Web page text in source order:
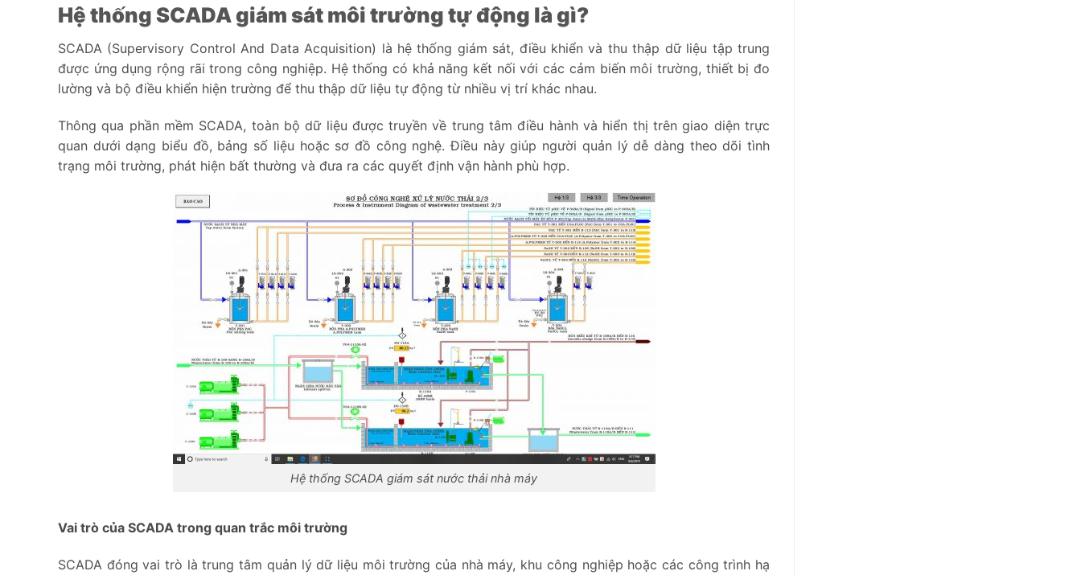
Hệ thống SCADA giám sát môi trường tự động là gì?
SCADA (Supervisory Control And Data Acquisition) là hệ thống giám sát, điều khiển và thu thập dữ liệu tập trung
được ứng dụng rộng rãi trong công nghiệp. Hệ thống có khả năng kết nối với các cảm biến môi trường, thiết bị đo
lường và bộ điều khiển hiện trường để thu thập dữ liệu tự động từ nhiều vị trí khác nhau.
Thông qua phần mềm SCADA, toàn bộ dữ liệu được truyền về trung tâm điều hành và hiển thị trên giao diện trực
quan dưới dạng biểu đồ, bảng số liệu hoặc sơ đồ công nghệ. Điều này giúp người quản lý dễ dàng theo dõi tình
trạng môi trường, phát hiện bất thường và đưa ra các quyết định vận hành phù hợp.
Hệ thống SCADA giám sát nước thải nhà máy
Vai trò của SCADA trong quan trắc môi trường
SCADA đóng vai trò là trung tâm quản lý dữ liệu môi trường của nhà máy, khu công nghiệp hoặc các công trình hạ